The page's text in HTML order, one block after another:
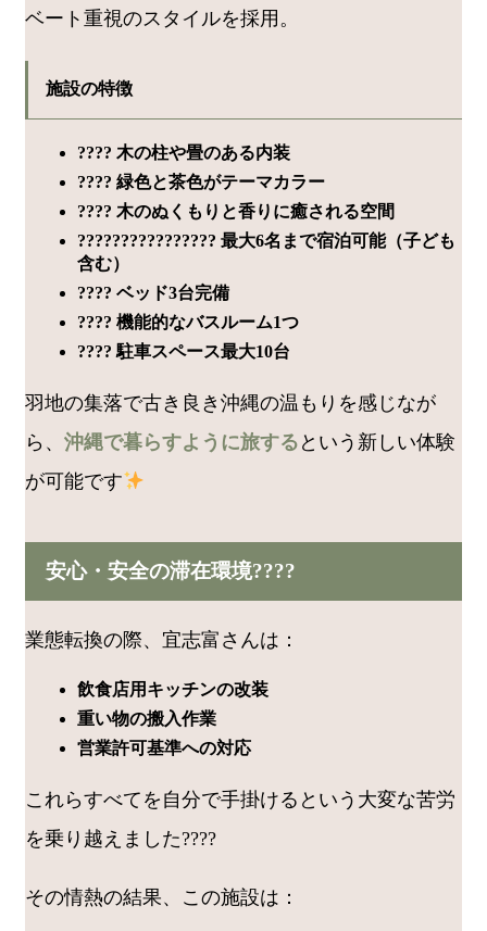
ベート重視のスタイルを採用。
施設の特徴
???? 木の柱や畳のある内装
???? 緑色と茶色がテーマカラー
???? 木のぬくもりと香りに癒される空間
????‍????‍????‍???? 最大6名まで宿泊可能（子ども
含む）
????️ ベッド3台完備
???? 機能的なバスルーム1つ
???? 駐車スペース最大10台
羽地の集落で古き良き沖縄の温もりを感じなが
ら、 沖縄で暮らすように旅する という新しい体験
が可能です
安心・安全の滞在環境????️
業態転換の際、宜志富さんは：
飲食店用キッチンの改装
重い物の搬入作業
営業許可基準への対応
これらすべてを自分で手掛けるという大変な苦労
を乗り越えました????
その情熱の結果、この施設は：